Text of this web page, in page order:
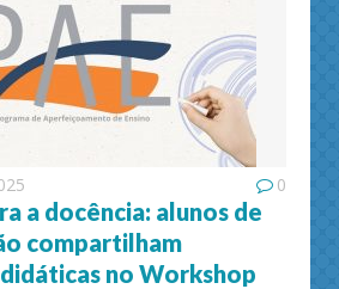
0
a docência: alunos de
compartilham
no Workshop